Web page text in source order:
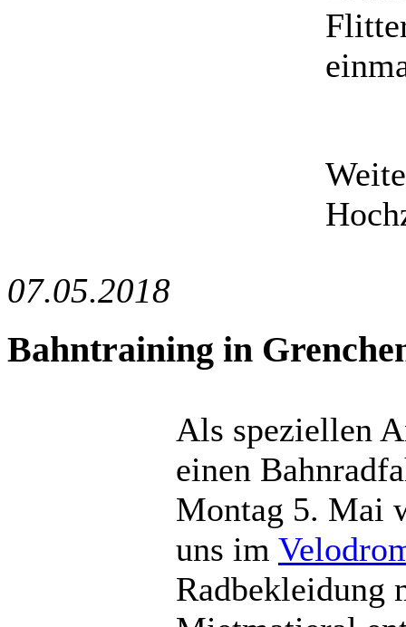
07.05.2018
Bahntraining in
Als speziellen
einen
Montag 5. Mai
uns im
Radbekleidung